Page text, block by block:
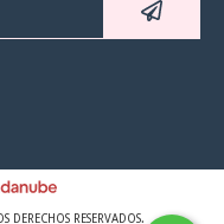
RESERVADOS.